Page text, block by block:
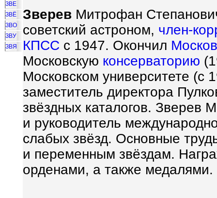
ЗВЕ
ЗВЁ
ЗВО
ЗВУ
ЗВЯ
Зверев Митрофан
советский астроном, член-
КПСС с 1947. Окончил
Московскую консерваторию
Московском университете
заместитель директора
звёздных каталогов.
и руководитель
слабых звёзд. Основные
и переменным звёздам.
орденами, а также медалями.